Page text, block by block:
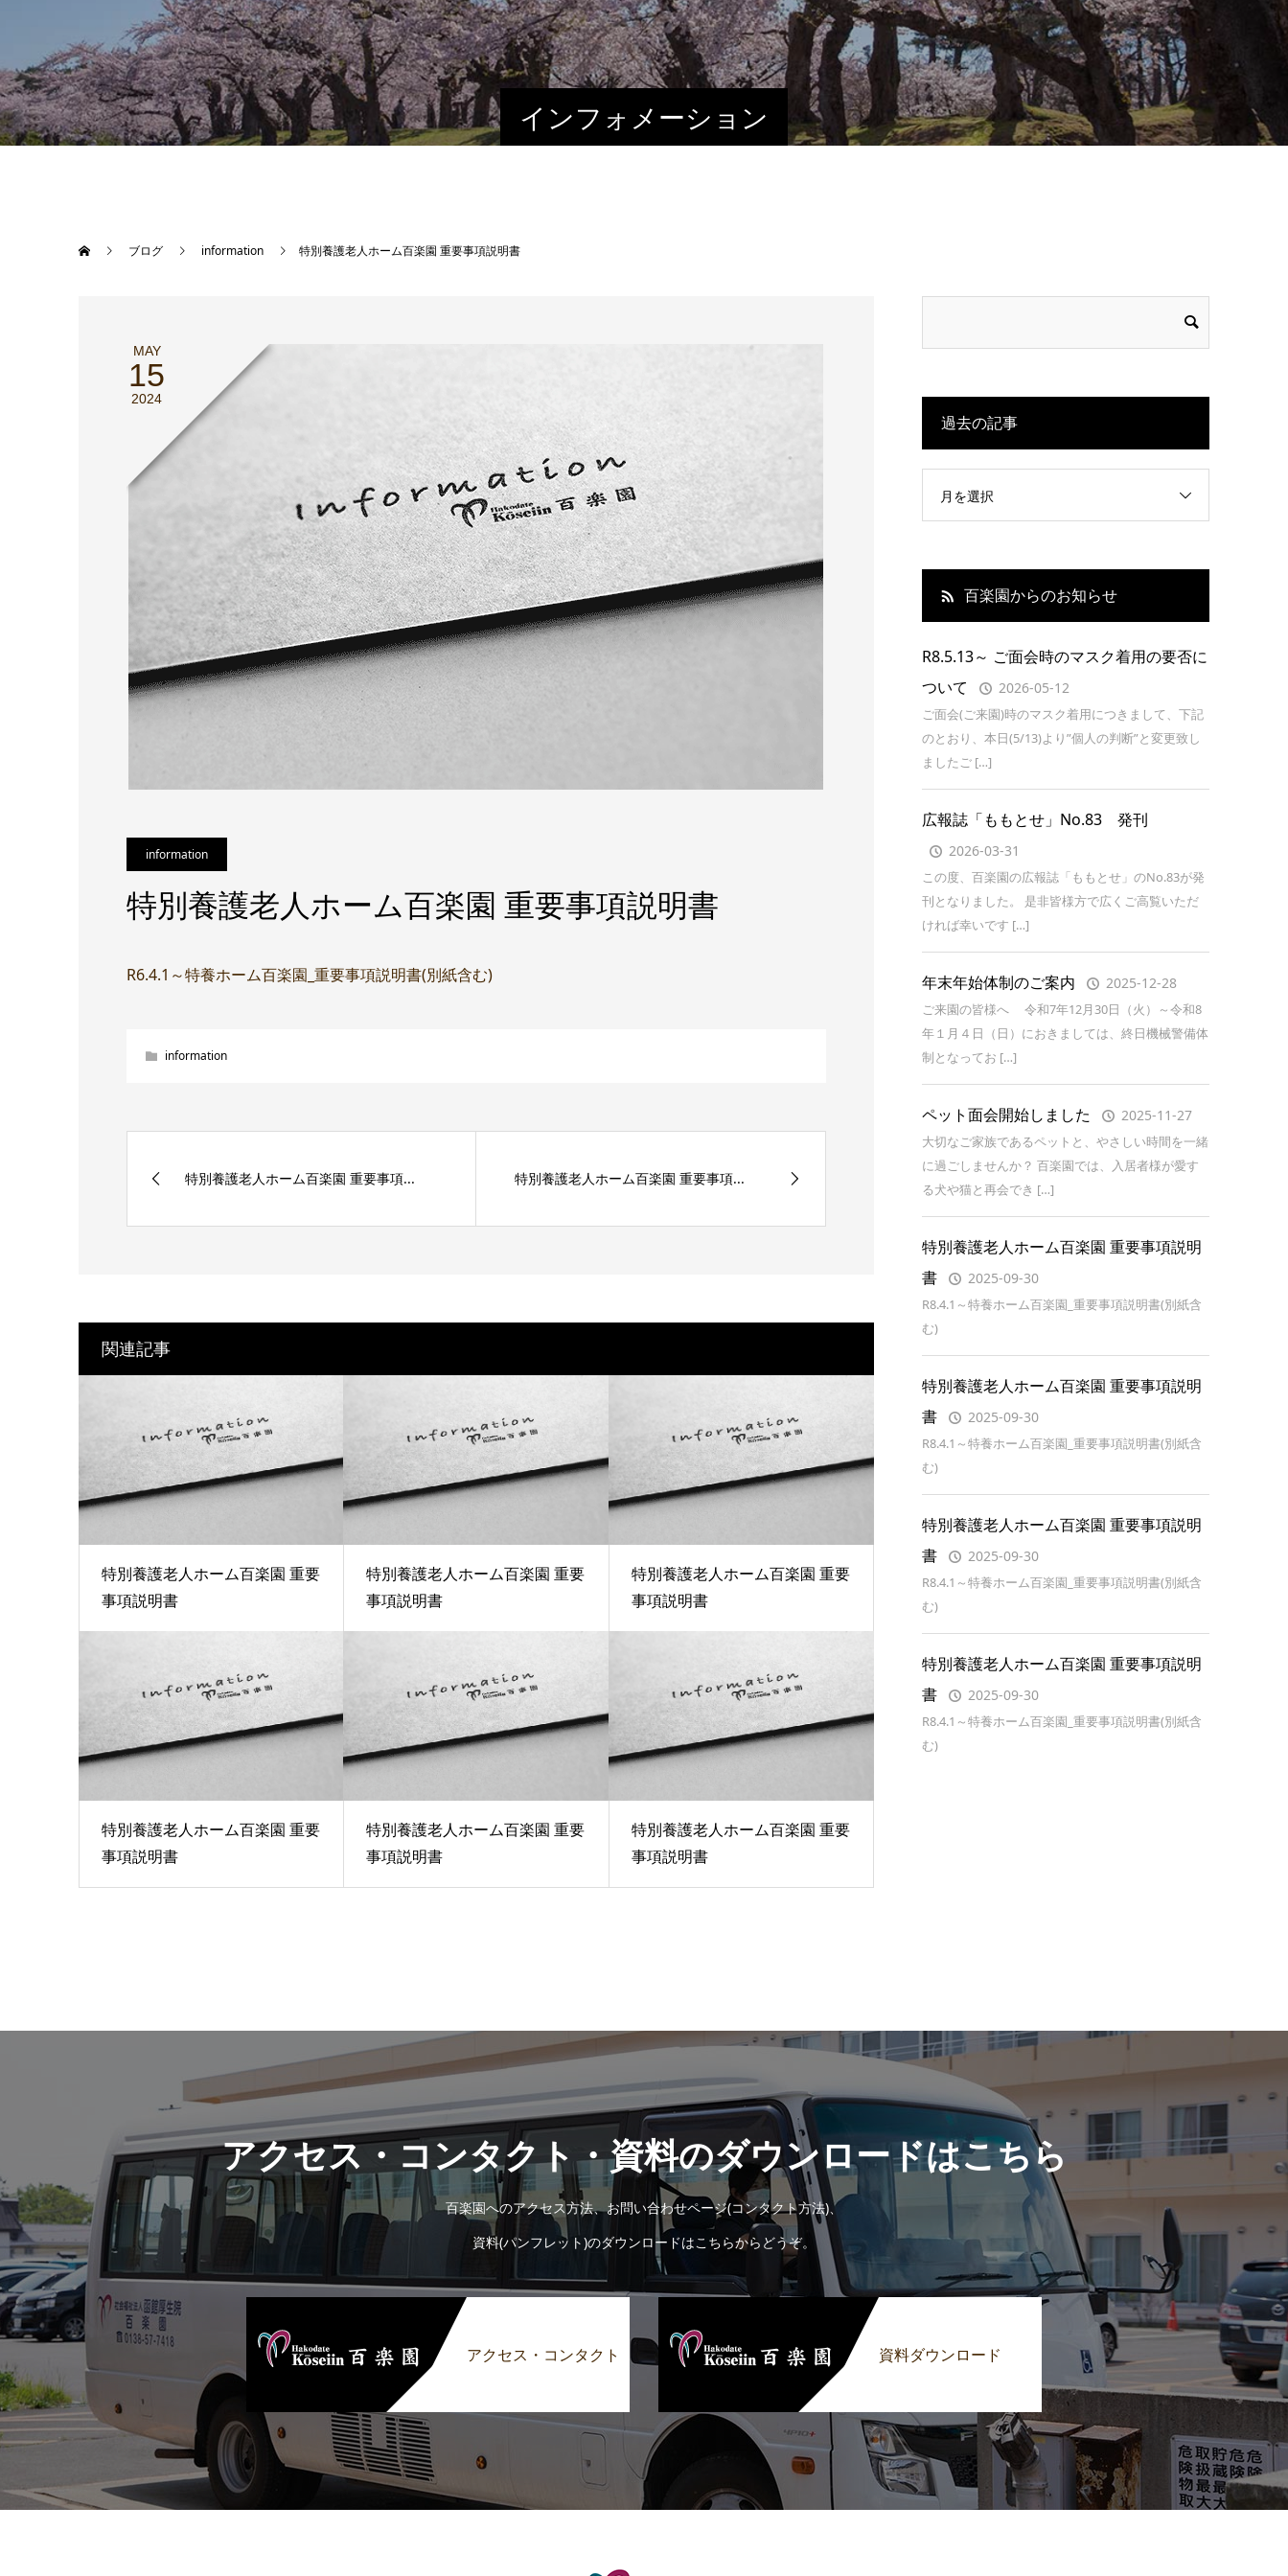
インフォメーション
ブログ information 特別養護老人ホーム百楽園 重要事項説明書
MAY
15
2024
information
特別養護老人ホーム百楽園 重要事項説明書
R6.4.1～特養ホーム百楽園_重要事項説明書(別紙含む)
information
特別養護老人ホーム百楽園 重要事項... 特別養護老人ホーム百楽園 重要事項...
関連記事
特別養護老人ホーム百楽園 重要
事項説明書
特別養護老人ホーム百楽園 重要
事項説明書
特別養護老人ホーム百楽園 重要
事項説明書
特別養護老人ホーム百楽園 重要
事項説明書
特別養護老人ホーム百楽園 重要
事項説明書
特別養護老人ホーム百楽園 重要
事項説明書
過去の記事
月を選択
百楽園からのお知らせ
R8.5.13～ ご面会時のマスク着用の要否に
ついて
2026-05-12
ご面会(ご来園)時のマスク着用につきまして、下記
のとおり、本日(5/13)より”個人の判断”と変更致し
ましたご […]
広報誌「ももとせ」No.83 発刊
2026-03-31
この度、百楽園の広報誌「ももとせ」のNo.83が発
刊となりました。 是非皆様方で広くご高覧いただ
ければ幸いです […]
年末年始体制のご案内 2025-12-28
ご来園の皆様へ 令和7年12月30日（火）～令和8
年１月４日（日）におきましては、終日機械警備体
制となってお […]
ペット面会開始しました 2025-11-27
大切なご家族であるペットと、やさしい時間を一緒
に過ごしませんか？ 百楽園では、入居者様が愛す
る犬や猫と再会でき […]
特別養護老人ホーム百楽園 重要事項説明
書
2025-09-30
R8.4.1～特養ホーム百楽園_重要事項説明書(別紙含
む)
特別養護老人ホーム百楽園 重要事項説明
書
2025-09-30
R8.4.1～特養ホーム百楽園_重要事項説明書(別紙含
む)
特別養護老人ホーム百楽園 重要事項説明
書
2025-09-30
R8.4.1～特養ホーム百楽園_重要事項説明書(別紙含
む)
特別養護老人ホーム百楽園 重要事項説明
書
2025-09-30
R8.4.1～特養ホーム百楽園_重要事項説明書(別紙含
む)
アクセス・コンタクト・資料のダウンロードはこちら
百楽園へのアクセス方法、お問い合わせページ(コンタクト方法)、
資料(パンフレット)のダウンロードはこちらからどうぞ。
アクセス・コンタクト 資料ダウンロード